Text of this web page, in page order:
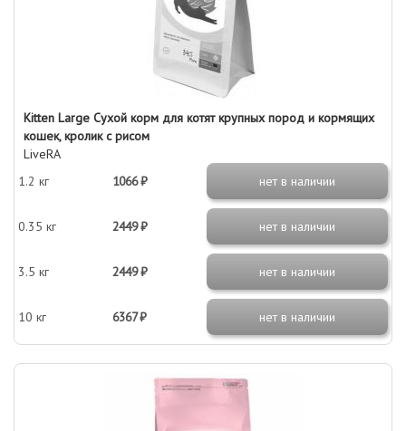
Kitten Large Сухой корм для котят крупных пород и кормящих
кошек, кролик с рисом
LiveRA
1.2 кг
1066 ₽ нет в наличии
0.35 кг 2449 ₽ нет в наличии
3.5 кг 2449 ₽ нет в наличии
10 кг 6367 ₽ нет в наличии